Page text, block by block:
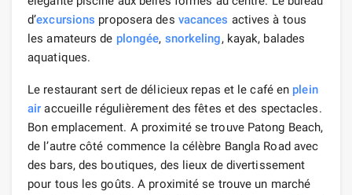
d’excursions proposera des vacances actives à tous
les amateurs de plongée, snorkeling, kayak, balades
aquatiques.
Le restaurant sert de délicieux repas et le café en plein
air accueille régulièrement des fêtes et des spectacles.
Bon emplacement. A proximité se trouve Patong Beach,
de l’autre côté commence la célèbre Bangla Road avec
des bars, des boutiques, des lieux de divertissement
pour tous les goûts. A proximité se trouve un marché